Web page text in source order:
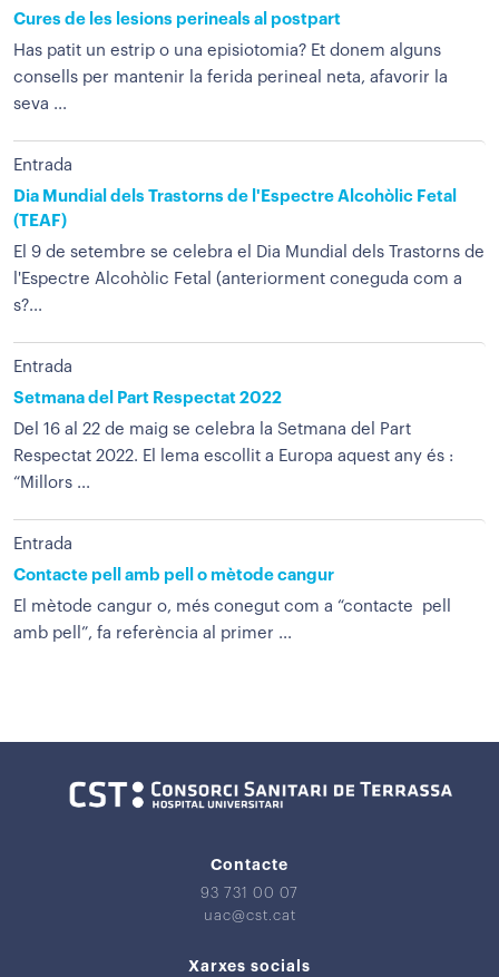
Cures de les lesions perineals al postpart
Has patit un estrip o una episiotomia? Et donem alguns
consells per mantenir la ferida perineal neta, afavorir la
seva ...
Entrada
Dia Mundial dels Trastorns de l'Espectre Alcohòlic Fetal
(TEAF)
El 9 de setembre se celebra el Dia Mundial dels Trastorns de
l'Espectre Alcohòlic Fetal (anteriorment coneguda com a
s?...
Entrada
Setmana del Part Respectat 2022
Del 16 al 22 de maig se celebra la Setmana del Part
Respectat 2022. El lema escollit a Europa aquest any és :
“Millors ...
Entrada
Contacte pell amb pell o mètode cangur
El mètode cangur o, més conegut com a “contacte pell
amb pell”, fa referència al primer ...
Contacte
93 731 00 07
uac@cst.cat
Xarxes socials